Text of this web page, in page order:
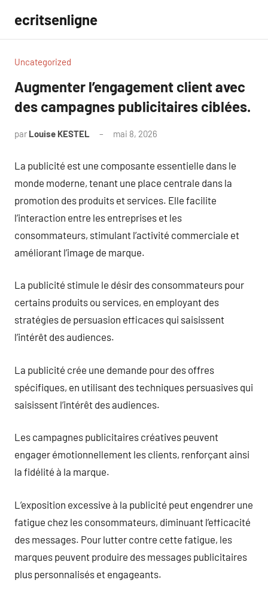
contenu
ecritsenligne
Uncategorized
Augmenter l’engagement client avec
des campagnes publicitaires ciblées.
par Louise KESTEL mai 8, 2026
La publicité est une composante essentielle dans le
monde moderne, tenant une place centrale dans la
promotion des produits et services. Elle facilite
l’interaction entre les entreprises et les
consommateurs, stimulant l’activité commerciale et
améliorant l’image de marque.
La publicité stimule le désir des consommateurs pour
certains produits ou services, en employant des
stratégies de persuasion efficaces qui saisissent
l’intérêt des audiences.
La publicité crée une demande pour des offres
spécifiques, en utilisant des techniques persuasives qui
saisissent l’intérêt des audiences.
Les campagnes publicitaires créatives peuvent
engager émotionnellement les clients, renforçant ainsi
la fidélité à la marque.
L’exposition excessive à la publicité peut engendrer une
fatigue chez les consommateurs, diminuant l’efficacité
des messages. Pour lutter contre cette fatigue, les
marques peuvent produire des messages publicitaires
plus personnalisés et engageants.